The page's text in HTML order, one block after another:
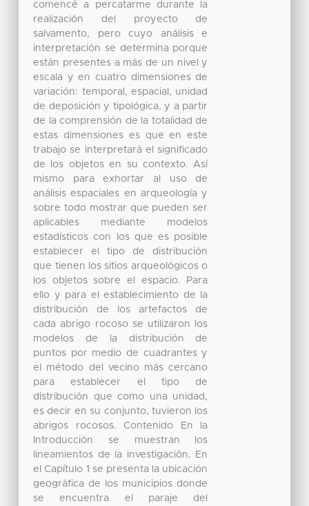
comencé a percatarme durante la
realización del proyecto de
salvamento, pero cuyo análisis e
interpretación se determina porque
están presentes a más de un nivel y
escala y en cuatro dimensiones de
variación: temporal, espacial, unidad
de deposición y tipológica, y a partir
de la comprensión de la totalidad de
estas dimensiones es que en este
trabajo se interpretará el significado
de los objetos en su contexto. Así
mismo para exhortar al uso de
análisis espaciales en arqueología y
sobre todo mostrar que pueden ser
aplicables mediante modelos
estadísticos con los que es posible
establecer el tipo de distribución
que tienen los sitios arqueológicos o
los objetos sobre el espacio. Para
ello y para el establecimiento de la
distribución de los artefactos de
cada abrigo rocoso se utilizaron los
modelos de la distribución de
puntos por medio de cuadrantes y
el método del vecino más cercano
para establecer el tipo de
distribución que como una unidad,
es decir en su conjunto, tuvieron los
abrigos rocosos. Contenido En la
Introducción se muestran los
lineamientos de la investigación. En
el Capítulo 1 se presenta la ubicación
geográfica de los municipios donde
se encuentra el paraje del